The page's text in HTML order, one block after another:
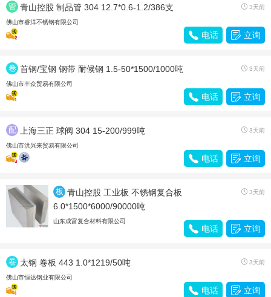
管
材
青山控股 制品管 304 12.7*0.6-1.2/386支  3天前
佛山市睿洋不锈钢有限公司
 电话  立询
卷
带
首钢/宝钢 钢带 耐候钢 1.5-50*1500/1000吨  3天前
佛山市丰众贸易有限公司
 电话  立询
配
件
上海三正 球阀 304 15-200/999吨  3天前
佛山市洪兴来贸易有限公司
 电话  立询
板
材
青山控股 工业板 不锈钢复合板
6.0*1500*6000/90000吨
 3天前
山东成富复合材料有限公司
 电话  立询
卷
带
太钢 卷板 443 1.0*1219/50吨  3天前
佛山市恒达钢业有限公司
 电话  立询